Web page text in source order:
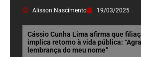
Alisson Nascimento 19/03/2025
Cássio Cunha Lima afirma que
implica retorno à vida pública:
lembrança do meu nome”